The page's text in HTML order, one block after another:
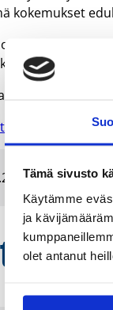
Tämä sivusto
Käytämme
ja
olet antanut
kokemukset
Pantteri-
dominoi